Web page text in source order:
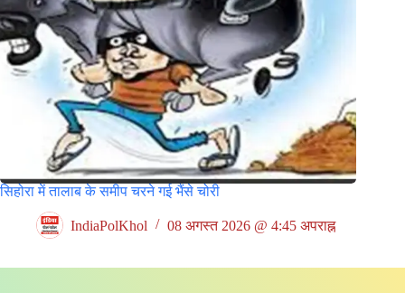
सिहोरा में तालाब के समीप चरने गई भैंसे चोरी
IndiaPolKhol 08 अगस्त 2026 @ 4:45 अपराह्न